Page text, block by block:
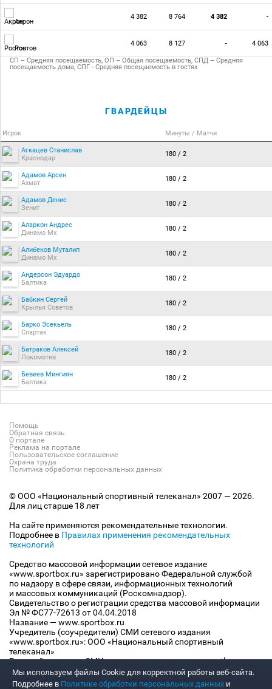
Акрон
4 382 8 764 4 382 -
Ростов
4 063 8 127 - 4 063
СП – Средняя посещаемость, ОП – Общая посещаемость, СПД – Средняя
посещаемость дома, СПГ - Средняя посещаемость в гостях
ГВАРДЕЙЦЫ
Игрок Минуты / Матчи
Агкацев Станислав
Краснодар
180 / 2
Адамов Арсен
Ахмат
180 / 2
Адамов Денис
Зенит
180 / 2
Аларкон Андрес
Динамо Мх
180 / 2
Алибеков Муталип
Динамо Мх
180 / 2
Андерсон Эдуардо
Балтика
180 / 2
Бабкин Сергей
Крылья Советов
180 / 2
Барко Эсекьель
Спартак
180 / 2
Батраков Алексей
Локомотив
180 / 2
Бевеев Мингиян
Балтика
180 / 2
Помощь
Обратная связь
О портале
Реклама на портале
Пользовательское соглашение
Охрана труда
Политика обработки персональных данных
© ООО «Национальный спортивный телеканал» 2007 — 2026.
Для лиц старше 18 лет
На сайте применяются рекомендательные технологии.
Подробнее в Правилах применения рекомендательных
технологий
Средство массовой информации сетевое издание
«www.sportbox.ru» зарегистрировано Федеральной службой
по надзору в сфере связи, информационных технологий
и массовых коммуникаций (Роскомнадзор).
Свидетельство о регистрации средства массовой информации
Эл № ФС77-72613 от 04.04.2018
Название — www.sportbox.ru
Учредитель (соучредители) СМИ сетевого издания
«www.sportbox.ru»: ООО «Национальный спортивный
телеканал»
Главный редактор СМИ сетевого издания «www.sportbox.ru»:
Конов В.А.
Номер телефона редакции СМИ сетевого издания
Мы используем файлы Сookie для корректной работы веб-сайта.
Подробнее в Политике обработки персональных данных и